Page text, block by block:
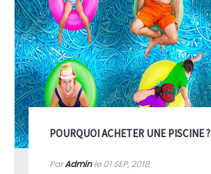
POURQUOI ACHETER UNE PISCINE ?
ParAdminle 01SEP, 2018